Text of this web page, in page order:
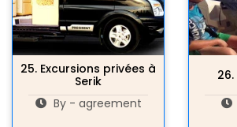
25. Excursions privées à
Serik
By - agreement
26.